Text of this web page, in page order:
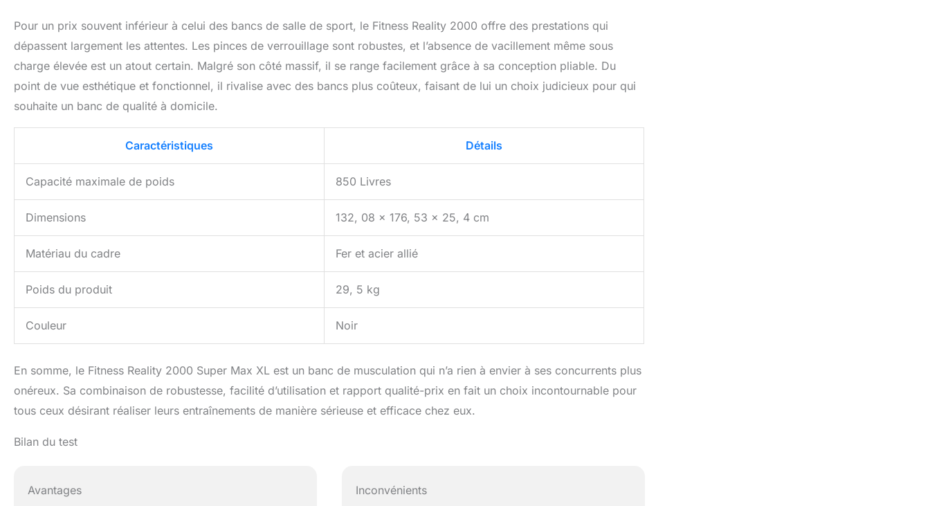
Pour un prix souvent inférieur à celui des bancs de salle de sport, le Fitness Reality 2000 offre des prestations qui
dépassent largement les attentes. Les pinces de verrouillage sont robustes, et l’absence de vacillement même sous
charge élevée est un atout certain. Malgré son côté massif, il se range facilement grâce à sa conception pliable. Du
point de vue esthétique et fonctionnel, il rivalise avec des bancs plus coûteux, faisant de lui un choix judicieux pour qui
souhaite un banc de qualité à domicile.
Caractéristiques Détails
Capacité maximale de poids 850 Livres
Dimensions 132, 08 x 176, 53 x 25, 4 cm
Matériau du cadre Fer et acier allié
Poids du produit 29, 5 kg
Couleur Noir
En somme, le Fitness Reality 2000 Super Max XL est un banc de musculation qui n’a rien à envier à ses concurrents plus
onéreux. Sa combinaison de robustesse, facilité d’utilisation et rapport qualité-prix en fait un choix incontournable pour
tous ceux désirant réaliser leurs entraînements de manière sérieuse et efficace chez eux.
Bilan du test
Avantages Inconvénients